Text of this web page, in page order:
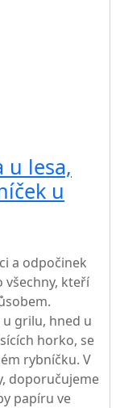
u lesa,
u
a odpočinek
kteří
grilu, hned u
horko, se
rybníčku. V
doporučujeme
papíru ve